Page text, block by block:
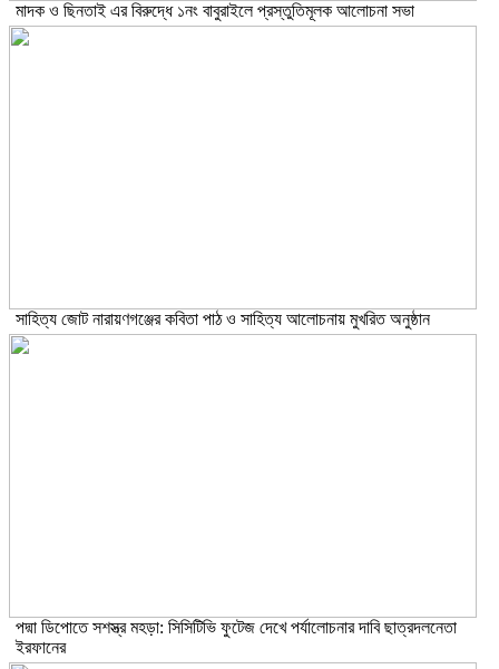
মাদক ও ছিনতাই এর বিরুদ্ধে ১নং বাবুরাইলে প্রস্তুতিমূলক আলোচনা সভা
সাহিত্য জোট নারায়ণগঞ্জের কবিতা পাঠ ও সাহিত্য আলোচনায় মুখরিত অনুষ্ঠান
পদ্মা ডিপোতে সশস্ত্র মহড়া: সিসিটিভি ফুটেজ দেখে পর্যালোচনার দাবি ছাত্রদলনেতা
ইরফানের